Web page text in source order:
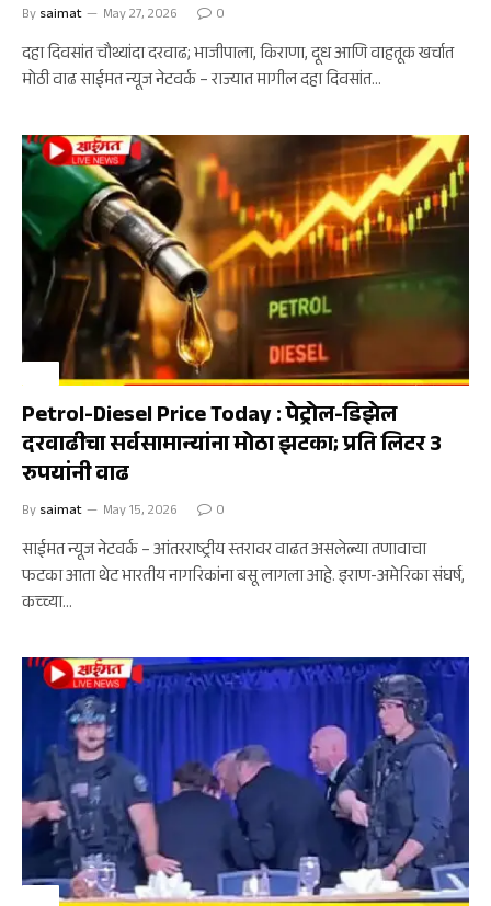
By saimat May 27, 2026 0
दहा दिवसांत चौथ्यांदा दरवाढ; भाजीपाला, किराणा, दूध आणि वाहतूक खर्चात
मोठी वाढ साईमत न्यूज नेटवर्क – राज्यात मागील दहा दिवसांत…
Petrol-Diesel Price Today : पेट्रोल-डिझेल
दरवाढीचा सर्वसामान्यांना मोठा झटका; प्रति लिटर 3
रुपयांनी वाढ
By saimat May 15, 2026 0
साईमत न्यूज नेटवर्क – आंतरराष्ट्रीय स्तरावर वाढत असलेल्या तणावाचा
फटका आता थेट भारतीय नागरिकांना बसू लागला आहे. इराण-अमेरिका संघर्ष,
कच्च्या…